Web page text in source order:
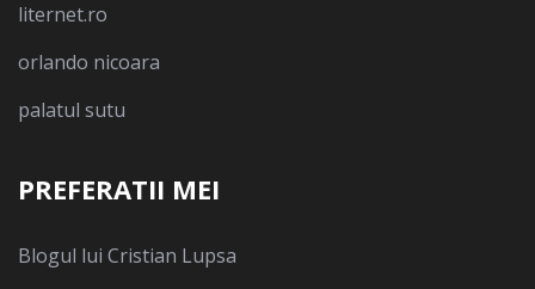
liternet.ro
orlando nicoara
palatul sutu
PREFERATII MEI
Blogul lui Cristian Lupsa